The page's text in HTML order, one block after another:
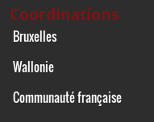
Coordinations
Bruxelles
Wallonie
Communauté française